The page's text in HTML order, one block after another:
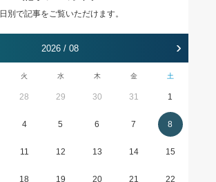
日別で記事をご覧いただけます。
2026 / 08 ›
火 水 木 金 土
28 29 30 31 1
4 5 6 7 8
11 12 13 14 15
18 19 20 21 22